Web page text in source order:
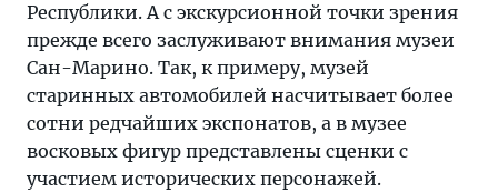
Республики. А с экскурсионной точки зрения
прежде всего заслуживают внимания музеи
Сан-Марино. Так, к примеру, музей
старинных автомобилей насчитывает более
сотни редчайших экспонатов, а в музее
восковых фигур представлены сценки с
участием исторических персонажей.